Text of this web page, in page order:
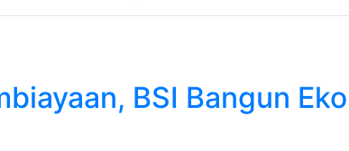
BSI Bangun